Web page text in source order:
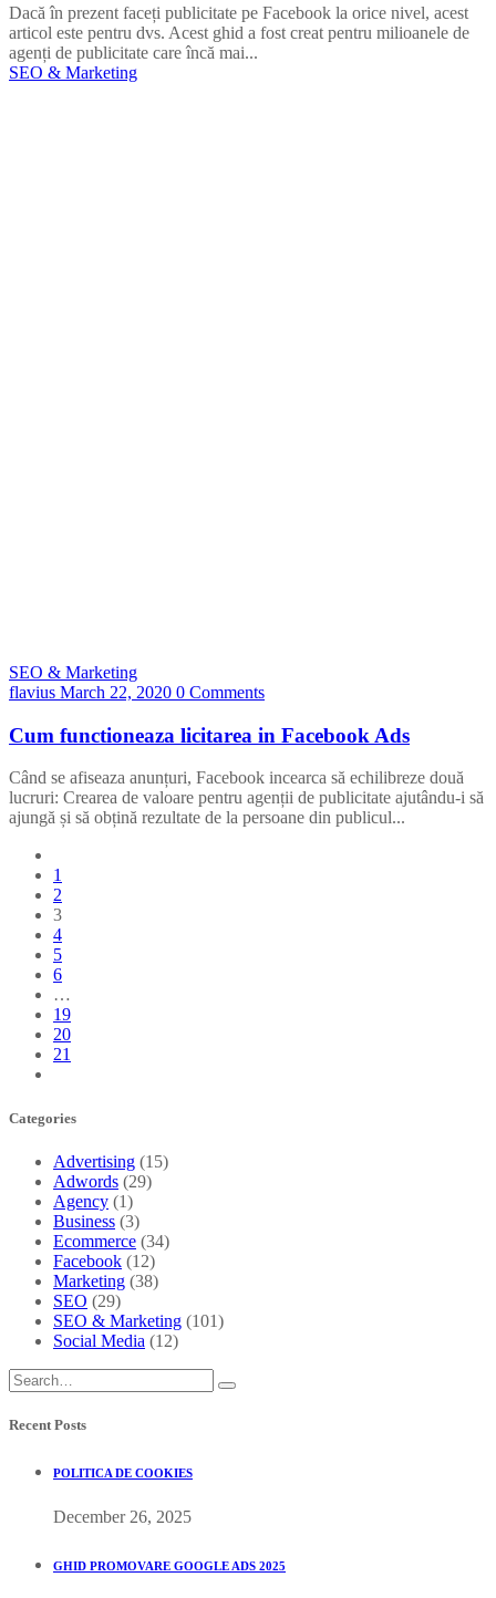
Dacă în prezent faceți publicitate pe Facebook la orice nivel, acest
articol este pentru dvs. Acest ghid a fost creat pentru milioanele de
agenți de publicitate care încă mai...
SEO & Marketing
SEO & Marketing
flavius March 22, 2020 0 Comments
Cum functioneaza licitarea in Facebook Ads
Când se afiseaza anunțuri, Facebook incearca să echilibreze două
lucruri: Crearea de valoare pentru agenții de publicitate ajutându-i să
ajungă și să obțină rezultate de la persoane din publicul...
1
2
3
4
5
6
…
19
20
21
Categories
Advertising (15)
Adwords (29)
Agency (1)
Business (3)
Ecommerce (34)
Facebook (12)
Marketing (38)
SEO (29)
SEO & Marketing (101)
Social Media (12)
Recent Posts
POLITICA DE COOKIES
December 26, 2025
GHID PROMOVARE GOOGLE ADS 2025